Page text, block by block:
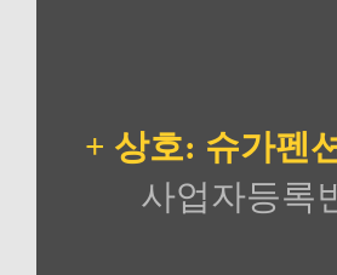
+ 상호: 슈가펜
사업자등록